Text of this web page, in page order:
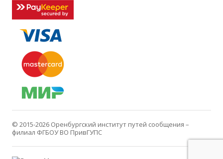
© 2015-2026 Оренбургский институт путей сообщения –
филиал ФГБОУ ВО ПривГУПС